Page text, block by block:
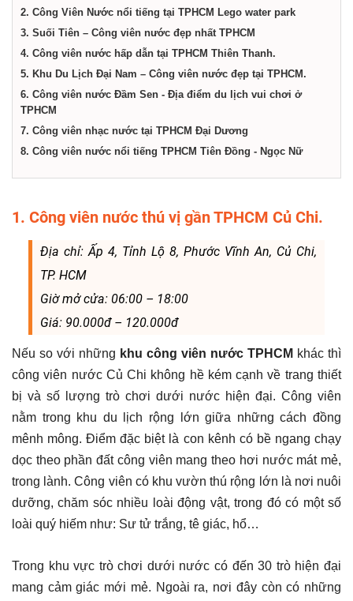
Thành
phố
Hồ
Chí
2. Công Viên Nước nổi tiếng tại TPHCM Lego water park
3. Suối Tiên – Công viên nước đẹp nhất TPHCM
4. Công viên nước hấp dẫn tại TPHCM Thiên Thanh.
5. Khu Du Lịch Đại Nam – Công viên nước đẹp tại TPHCM.
6. Công viên nước Đầm Sen - Địa điểm du lịch vui chơi ở
TPHCM
7. Công viên nhạc nước tại TPHCM Đại Dương
8. Công viên nước nổi tiếng TPHCM Tiên Đồng - Ngọc Nữ
1. Công viên nước thú vị gần TPHCM Củ Chi.
Địa chỉ: Ấp 4, Tỉnh Lộ 8, Phước Vĩnh An, Củ Chi,
TP. HCM
Giờ mở cửa: 06:00 – 18:00
Giá: 90.000đ – 120.000đ
Nếu so với những khu công viên nước TPHCM khác thì
công viên nước Củ Chi không hề kém cạnh về trang thiết
bị và số lượng trò chơi dưới nước hiện đại. Công viên
nằm trong khu du lịch rộng lớn giữa những cách đồng
mênh mông. Điểm đặc biệt là con kênh có bề ngang chạy
dọc theo phần đất công viên mang theo hơi nước mát mẻ,
trong lành. Công viên có khu vườn thú rộng lớn là nơi nuôi
dưỡng, chăm sóc nhiều loài động vật, trong đó có một số
loài quý hiếm như: Sư tử trắng, tê giác, hổ…
Trong khu vực trò chơi dưới nước có đến 30 trò hiện đại
mang cảm giác mới mẻ. Ngoài ra, nơi đây còn có những